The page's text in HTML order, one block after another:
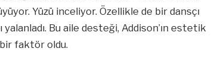
Yüzü inceliyor. Özellikle de bir dansçı
Bu aile desteği, Addison’ın estetik
faktör oldu.